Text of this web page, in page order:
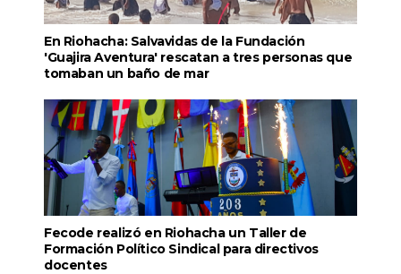
En Riohacha: Salvavidas de la Fundación
'Guajira Aventura' rescatan a tres personas que
tomaban un baño de mar
Fecode realizó en Riohacha un Taller de
Formación Político Sindical para directivos
docentes